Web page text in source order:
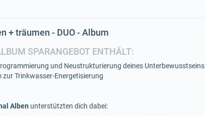
+ träumen - DUO - Album
SPARANGEBOT ENTHÄLT:
und Neustrukturierung deines Unterbewusstseins
zur Trinkwasser-Energetisierung
Alben unterstützten dich dabei: